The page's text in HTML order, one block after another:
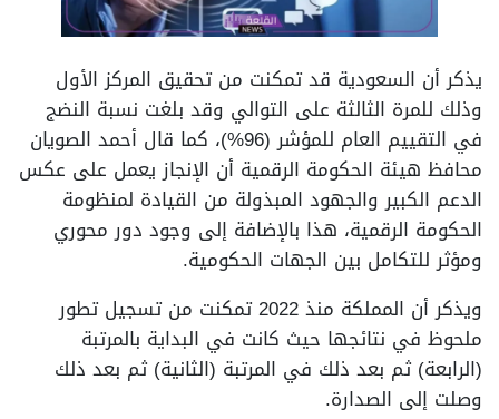
يذكر أن السعودية قد تمكنت من تحقيق المركز الأول
وذلك للمرة الثالثة على التوالي وقد بلغت نسبة النضج
في التقييم العام للمؤشر (96%)، كما قال أحمد الصويان
محافظ هيئة الحكومة الرقمية أن الإنجاز يعمل على عكس
الدعم الكبير والجهود المبذولة من القيادة لمنظومة
الحكومة الرقمية، هذا بالإضافة إلى وجود دور محوري
ومؤثر للتكامل بين الجهات الحكومية.
ويذكر أن المملكة منذ 2022 تمكنت من تسجيل تطور
ملحوظ في نتائجها حيث كانت في البداية بالمرتبة
(الرابعة) ثم بعد ذلك في المرتبة (الثانية) ثم بعد ذلك
وصلت إلى الصدارة.